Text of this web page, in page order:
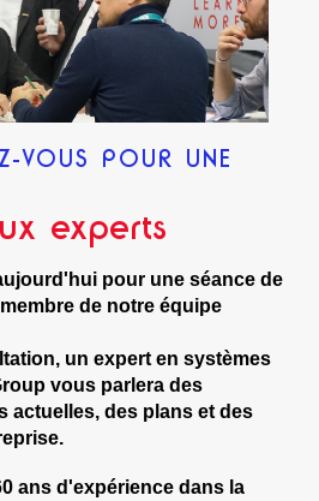
VOUS POUR UNE
experts
pour une séance de
de notre équipe
un expert en systèmes
vous parlera des
actuelles, des plans et des
ans d'expérience dans la